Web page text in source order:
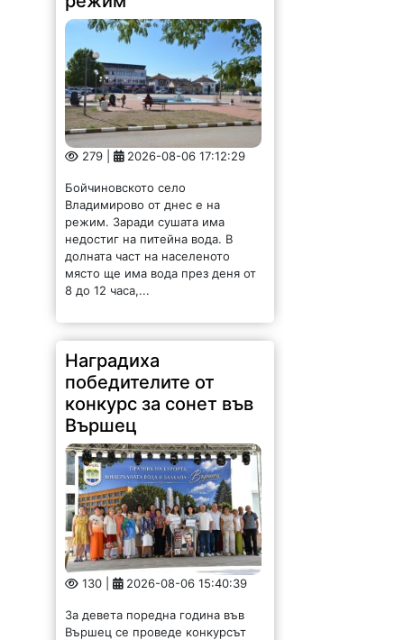
279 | 2026-08-06 17:12:29
Бойчиновското село
Владимирово от днес е на
режим. Заради сушата има
недостиг на питейна вода. В
долната част на населеното
място ще има вода през деня от
8 до 12 часа,...
Наградиха
победителите от
конкурс за сонет във
Вършец
130 | 2026-08-06 15:40:39
За девета поредна година във
Вършец се проведе конкурсът